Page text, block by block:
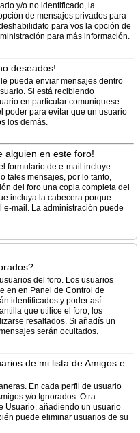
y/o no identificado, la
de mensajes privados para
para vos la opción de
para más información.
deseados!
pueda enviar mensajes dentro
Si está recibiendo
en particular comuniquese
poder para evitar que un usuario
los demás.
alguien en este foro!
formulario de e-mail incluye
tales mensajes, por lo tanto,
del foro una copia completa del
incluya la cabecera porque
mail. La administración puede
del foro. Los usuarios
en en Panel de Control de
identificados y poder así
que utilice el foro, los
resaltados. Si añadís un
serán ocultados.
de mi lista de Amigos e
En cada perfil de usuario
y/o Ignorados. Otra
Usuario, añadiendo un usuario
puede eliminar usuarios de su